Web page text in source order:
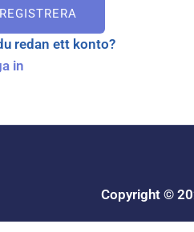
REGISTRERA
redan ett konto?
in
Copyright ©